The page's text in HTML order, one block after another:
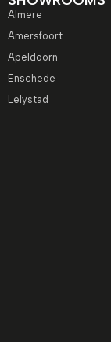
Almere
Amersfoort
Apeldoorn
Enschede
Lelystad